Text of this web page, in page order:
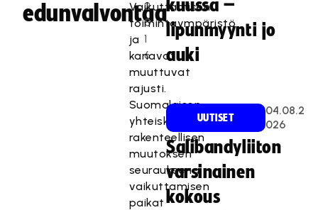
edunvalvontaa
2
0
1
6
Vaikuttamisen
toimintaympäristö
ja
kanavat
muuttuvat
rajusti.
Suomalaisen
yhteiskunnan
rakenteellisen
muutoksen
seurauksena
vaikuttamisen
paikat
kuussa –
lipunmyynti jo
auki
UUTISET
04.08.2
026
Salibandyliiton
varsinainen
kokous